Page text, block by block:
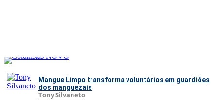
Mangue Limpo transforma voluntários em guardiões
dos manguezais
Tony Silvaneto